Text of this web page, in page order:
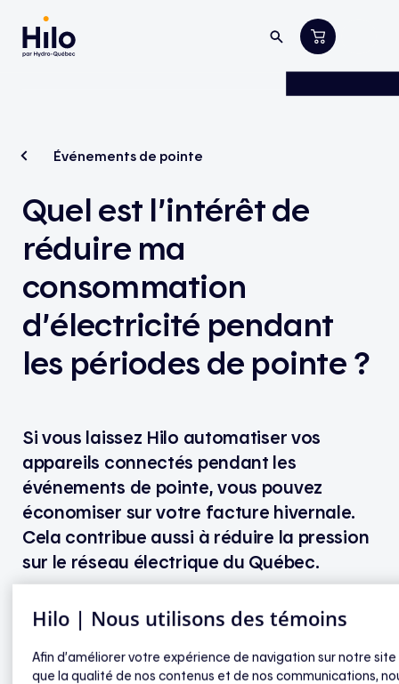
Événements de pointe
Quel est l’intérêt de
réduire ma
consommation
d’électricité pendant
les périodes de pointe ?
Si vous laissez Hilo automatiser vos
appareils connectés pendant les
événements de pointe, vous pouvez
économiser sur votre facture hivernale.
Cela contribue aussi à réduire la pression
sur le réseau électrique du Québec.
En effet, au Québec, la demande d’électricité est à
son maximum l’hiver. En réduisant votre
consommation lors des pointes, vous aidez à freiner
la hausse de la demande. Hydro-Québec peut alors
Hilo | Nous utilisons des témoins
Afin d’améliorer votre expérience de navigation sur notre site
que la qualité de nos contenus et de nos communications,